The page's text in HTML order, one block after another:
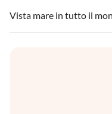
Vista mare in tutto il